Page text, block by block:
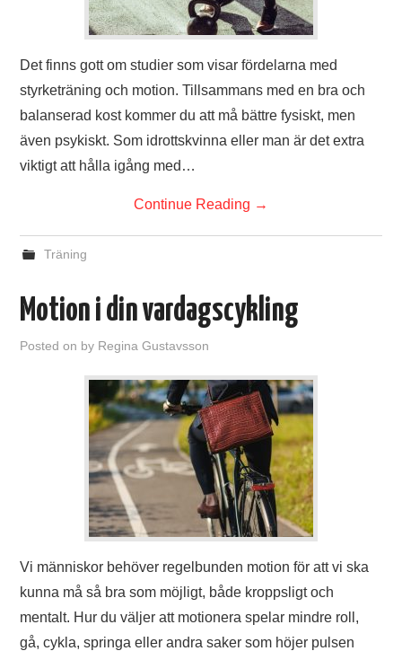
Det finns gott om studier som visar fördelarna med
styrketräning och motion. Tillsammans med en bra och
balanserad kost kommer du att må bättre fysiskt, men
även psykiskt. Som idrottskvinna eller man är det extra
viktigt att hålla igång med…
Continue Reading →
Träning
Motion i din vardagscykling
Posted on by Regina Gustavsson
Vi människor behöver regelbunden motion för att vi ska
kunna må så bra som möjligt, både kroppsligt och
mentalt. Hur du väljer att motionera spelar mindre roll,
gå, cykla, springa eller andra saker som höjer pulsen